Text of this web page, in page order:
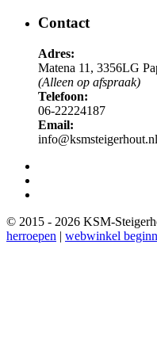
Contact
Adres:
Matena 11, 3356LG
(Alleen op afspraak)
Telefoon:
06-22224187
Email:
info@ksmsteigerhout.nl
© 2015 - 2026 KSM-
herroepen | webwinkel